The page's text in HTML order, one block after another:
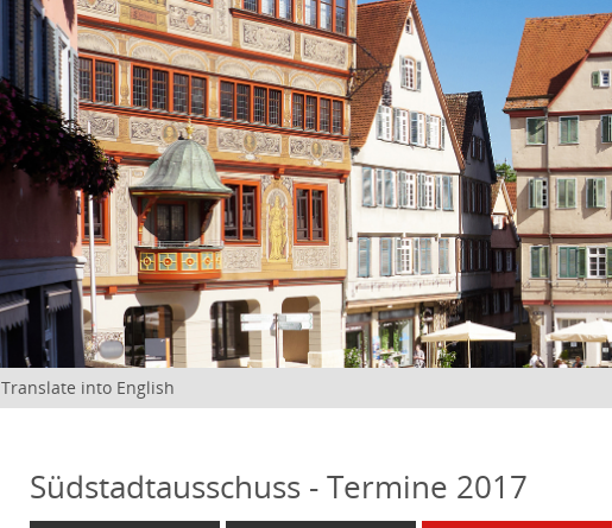
Translate into English
Südstadtausschuss - Termine 2017